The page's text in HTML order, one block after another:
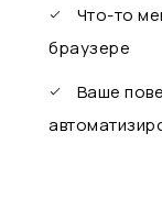
Что-то
браузере
Ваше